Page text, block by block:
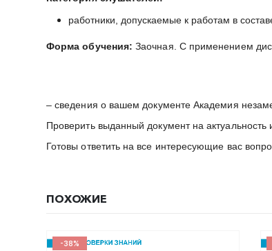
работники, допускаемые к работам в
Форма обучения: Заочная. С применением
– сведения о вашем документе Академия
Проверить выданный документ на актуальность
Готовы ответить на все интересующие вас
ПОХОЖИЕ
-38%